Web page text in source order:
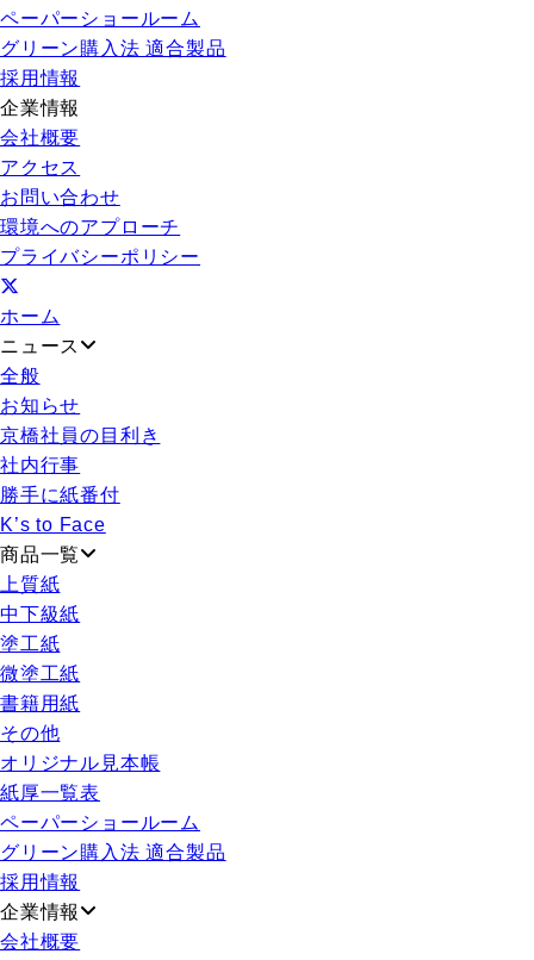
ペーパーショールーム
グリーン購入法 適合製品
採用情報
企業情報
会社概要
アクセス
お問い合わせ
環境へのアプローチ
プライバシーポリシー
ホーム
ニュース
全般
お知らせ
京橋社員の目利き
社内行事
勝手に紙番付
K’s to Face
商品一覧
上質紙
中下級紙
塗工紙
微塗工紙
書籍用紙
その他
オリジナル見本帳
紙厚一覧表
ペーパーショールーム
グリーン購入法 適合製品
採用情報
企業情報
会社概要